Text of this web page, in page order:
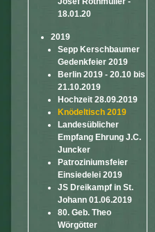
18.01.20
2019
Sepp Kerschbaumer
Gedenkfeier 2019
Berlin 2019 - 20.10 bis
21.10.2019
Hochzeit 28.09.2019
Knödeltisch 2019
Landesüblicher
Empfang Ehrung J.C.
Juncker
Patroziniumsfeier
Einsiedelei 2019
JS Dreikampf in St.
Johann 01.06.2019
80. Geb. Theo
Wörgötter